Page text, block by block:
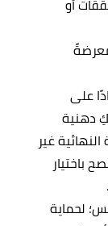
أو
على
دهنية
غير
باختيار
لحماية